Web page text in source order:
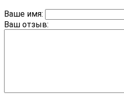
Ваше имя:
Ваш отзыв: